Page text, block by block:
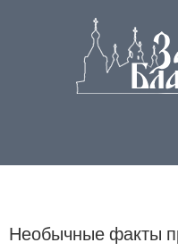
Необычные факты